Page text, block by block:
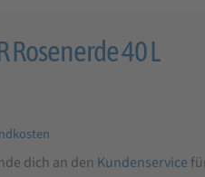
Rosenerde 40 L
dich an den Kundenservice